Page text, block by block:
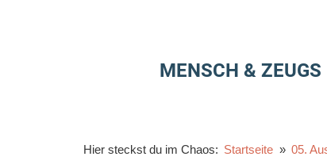
MENSCH & ZEUGS
Hier steckst du im Chaos: Startseite 05.